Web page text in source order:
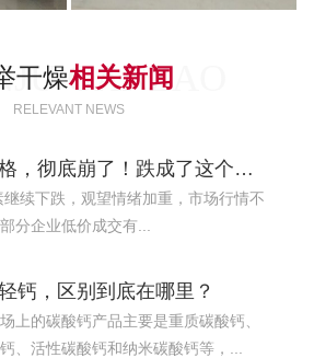
干燥相关新闻
GANZAO
RELEVANT NEWS
尿素价格，彻底崩了！跌成了这个样子，6月14日最新价格行情
继续下跌，观望情绪加重，市场行情不
分企业低价成交有...
钙，区别到底在哪里？
上的碳酸钙产品主要是重质碳酸钙、
、活性碳酸钙和纳米碳酸钙等，...